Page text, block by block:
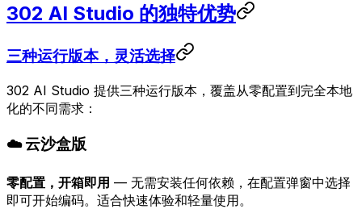
302 AI Studio 的独特优势
三种运行版本，灵活选择
302 AI Studio 提供三种运行版本，覆盖从零配置到完全本地
化的不同需求：
☁️ 云沙盒版
零配置，开箱即用 — 无需安装任何依赖，在配置弹窗中选择
即可开始编码。适合快速体验和轻量使用。